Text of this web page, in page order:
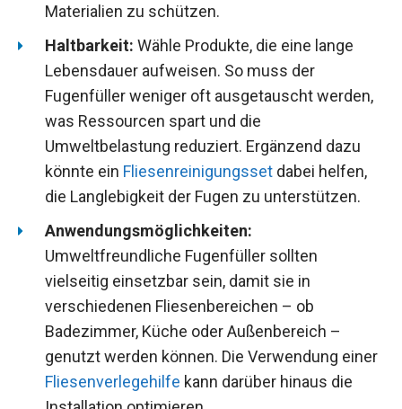
Materialien zu schützen.
Haltbarkeit: Wähle Produkte, die eine lange
Lebensdauer aufweisen. So muss der
Fugenfüller weniger oft ausgetauscht werden,
was Ressourcen spart und die
Umweltbelastung reduziert. Ergänzend dazu
könnte ein Fliesenreinigungsset dabei helfen,
die Langlebigkeit der Fugen zu unterstützen.
Anwendungsmöglichkeiten:
Umweltfreundliche Fugenfüller sollten
vielseitig einsetzbar sein, damit sie in
verschiedenen Fliesenbereichen – ob
Badezimmer, Küche oder Außenbereich –
genutzt werden können. Die Verwendung einer
Fliesenverlegehilfe kann darüber hinaus die